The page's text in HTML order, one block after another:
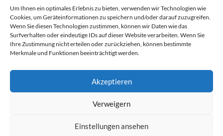
Um Ihnen ein optimales Erlebnis zu bieten, verwenden wir Technologien wie
Cookies, um Geräteinformationen zu speichern und/oder darauf zuzugreifen.
Wenn Sie diesen Technologien zustimmen, können wir Daten wie das
Surfverhalten oder eindeutige IDs auf dieser Website verarbeiten. Wenn Sie
Ihre Zustimmung nicht erteilen oder zurückziehen, können bestimmte
Merkmale und Funktionen beeinträchtigt werden.
Akzeptieren
Verweigern
Einstellungen ansehen
Gib den Code einHEADCASE
„Golden P2K“ freischalten
Q LABEs muss genügend Platz
vorhanden sein
Unbegrenzte PP7-Munition
Popular Free Games
LATEST UPDATES
© 1998–2026 MegaGames.com All rights reserved